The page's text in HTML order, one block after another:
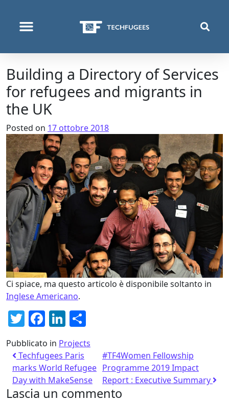
Building a Directory of Services
for refugees and migrants in
the UK
Posted on 17 ottobre 2018
Ci spiace, ma questo articolo è disponibile soltanto in
Inglese Americano.
Twitter
Facebook
LinkedIn
Pubblicato in Projects
Techfugees Paris
marks World Refugee
Day with MakeSense
#TF4Women Fellowship
Programme 2019 Impact
Report : Executive Summary
Lascia un commento